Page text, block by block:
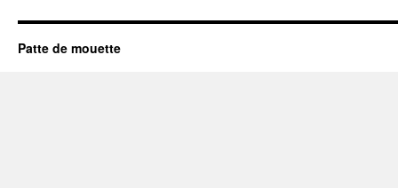
Patte de mouette